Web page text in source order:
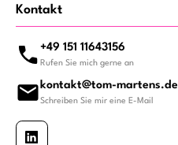
Kontakt
+49 151 11643156
Rufen Sie mich gerne an
kontakt@tom-martens.de
Schreiben Sie mir eine E-Mail